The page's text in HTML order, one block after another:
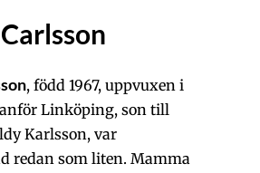
, född 1967, uppvuxen i
Linköping, son till
Karlsson, var
redan som liten. Mamma